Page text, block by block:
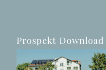
Prospekt Download